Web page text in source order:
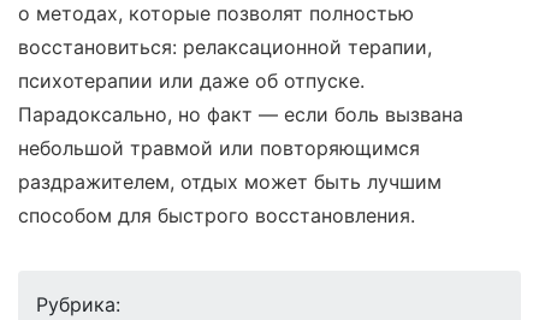
о методах, которые позволят полностью
восстановиться: релаксационной терапии,
психотерапии или даже об отпуске.
Парадоксально, но факт — если боль вызвана
небольшой травмой или повторяющимся
раздражителем, отдых может быть лучшим
способом для быстрого восстановления.
Рубрика: